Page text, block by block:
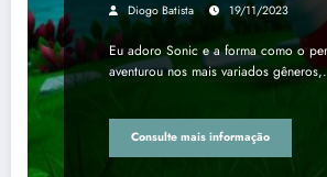
Diogo Batista 19/11/2023
Eu adoro Sonic e a forma como o
aventurou nos mais variados
Consulte mais informação